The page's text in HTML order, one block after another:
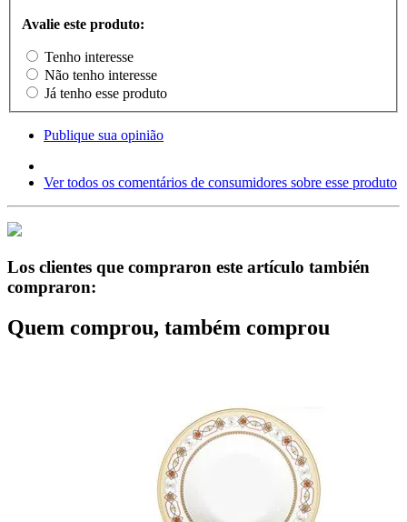
Avalie este produto:
Tenho interesse
Não tenho interesse
Já tenho esse produto
Publique sua opinião
Ver todos os comentários de consumidores sobre esse produto
Los clientes que compraron este artículo también
compraron:
Quem comprou, também comprou